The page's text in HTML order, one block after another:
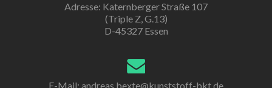
Adresse: Katernberger Straße 107
(Triple Z, G.13)
D-45327 Essen
E-Mail: andreas.bexte@kunststoff-bkt.de